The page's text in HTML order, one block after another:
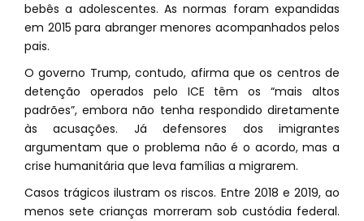
bebês a adolescentes. As normas foram expandidas
em 2015 para abranger menores acompanhados pelos
pais.
O governo Trump, contudo, afirma que os centros de
detenção operados pelo ICE têm os “mais altos
padrões”, embora não tenha respondido diretamente
às acusações. Já defensores dos imigrantes
argumentam que o problema não é o acordo, mas a
crise humanitária que leva famílias a migrarem.
Casos trágicos ilustram os riscos. Entre 2018 e 2019, ao
menos sete crianças morreram sob custódia federal.